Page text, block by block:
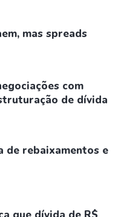
mas spreads
com
de dívida
de rebaixamentos e